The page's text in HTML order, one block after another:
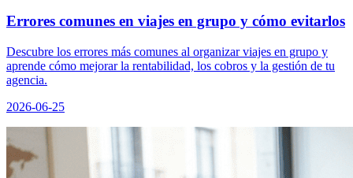
Errores comunes en viajes en grupo y cómo evitarlos
Descubre los errores más comunes al organizar viajes en grupo y
aprende cómo mejorar la rentabilidad, los cobros y la gestión de tu
agencia.
2026-06-25